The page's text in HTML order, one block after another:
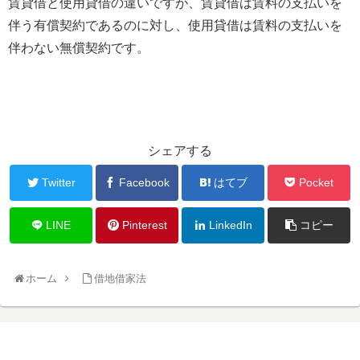
賃貸借と使用貸借の違いですが、賃貸借は賃料の支払いを
伴う有償契約であるのに対し、使用貸借は賃料の支払いを
伴わない無償契約です。
シェアする
Twitter Facebook はてブ Pocket
LINE Pinterest LinkedIn コピー
ホーム 借地借家法